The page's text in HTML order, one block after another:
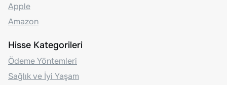
Apple
Amazon
Hisse Kategorileri
Ödeme Yöntemleri
Sağlık ve İyi Yaşam